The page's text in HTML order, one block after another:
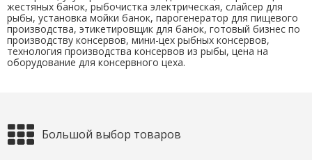
жестяных банок, рыбочистка электрическая, слайсер для
рыбы, установка мойки банок, парогенератор для пищевого
производства, этикетировщик для банок, готовый бизнес по
производству консервов, мини-цех рыбных консервов,
технология производства консервов из рыбы, цена на
оборудование для консервного цеха.
Большой выбор товаров